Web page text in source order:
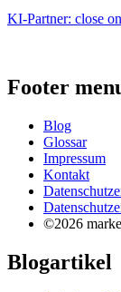
KI-Partner: close
Footer
Blog
Glossar
Impressum
Kontakt
©2026
Blogartikel